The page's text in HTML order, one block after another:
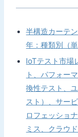
半構造カーテ
年：種類別（
IoTテスト市場
ト、パフォー
換性テスト、
スト）、サー
ロフェッショ
ミス、クラウ